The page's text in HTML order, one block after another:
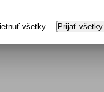
žiadne príspevky
všetky Prijať